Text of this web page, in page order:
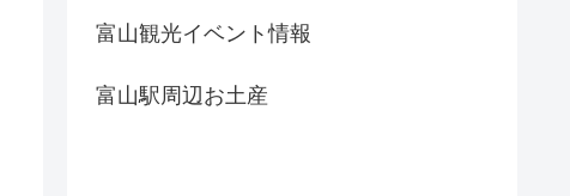
富山観光イベント情報
富山駅周辺お土産